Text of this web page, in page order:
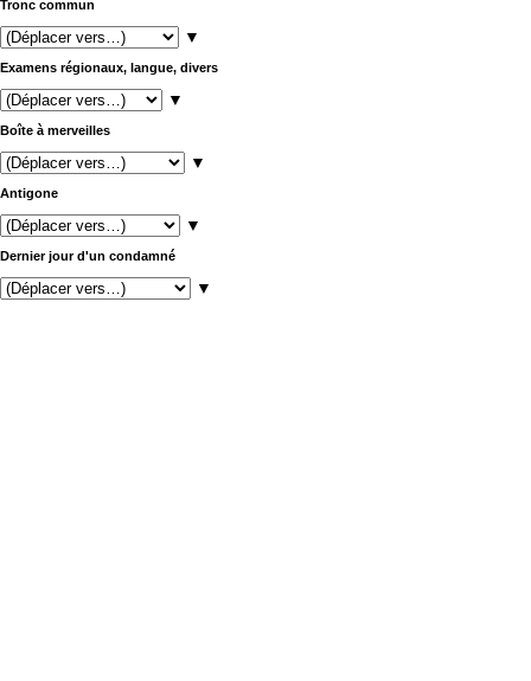
Tronc commun
▼
Examens régionaux, langue, divers
▼
Boîte à merveilles
▼
Antigone
▼
Dernier jour d'un condamné
▼